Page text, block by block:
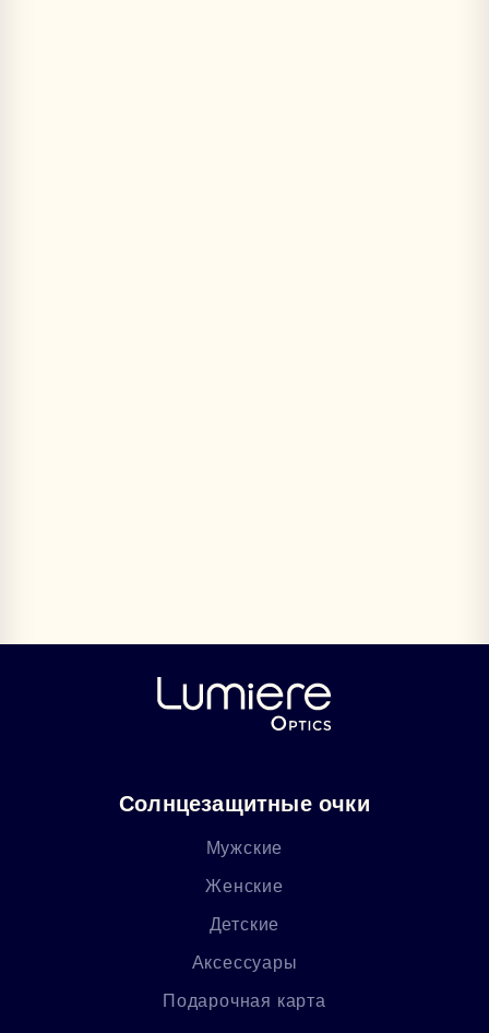
Солнцезащитные очки
Мужские
Женские
Детские
Аксессуары
Подарочная карта